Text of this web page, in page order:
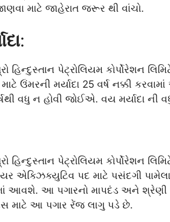
માટે જાહેરાત જરૂર થી વાંચો.
:
હિન્દુસ્તાન પેટ્રોલિયમ કોર્પોરેશન
ઉંમરની મર્યાદા 25 વર્ષ નક્કી
વધુ ન હોવી જોઈએ. વય મર્યાદા ની
હિન્દુસ્તાન પેટ્રોલિયમ કોર્પોરેશન
એક્ઝિક્યુટિવ પદ માટે પસંદગી પામેલા
આવશે. આ પગારનો માપદંડ અને શ્રેણી
માટે આ પગાર રેંજ લાગુ પડે છે.